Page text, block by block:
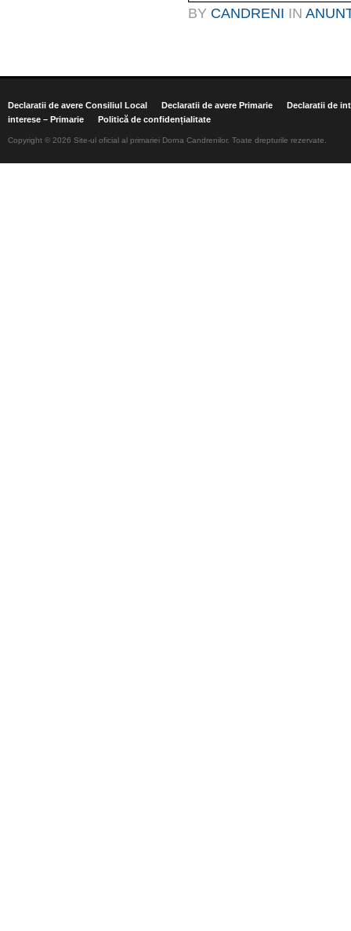
BY CANDRENI IN
Declaratii de avere Consiliul Local Declaratii de avere Primarie
Declaratii de
interese – Primarie
Politică de confidențialitate
Copyright © 2026 Site-ul oficial al primariei Dorna Candrenilor. Toate drepturile rezervate.